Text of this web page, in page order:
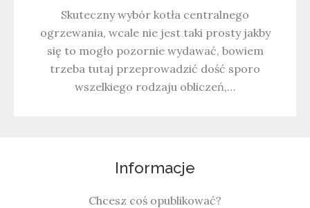
Skuteczny wybór kotła centralnego
ogrzewania, wcale nie jest taki prosty jakby
się to mogło pozornie wydawać, bowiem
trzeba tutaj przeprowadzić dość sporo
wszelkiego rodzaju obliczeń,…
Informacje
Chcesz coś opublikować?